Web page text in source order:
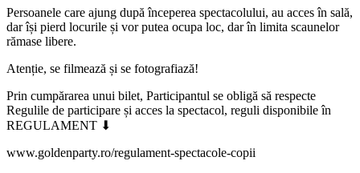
Persoanele care ajung după începerea spectacolului, au acces în sală,
dar își pierd locurile și vor putea ocupa loc, dar în limita scaunelor
rămase libere.
Atenție, se filmează și se fotografiază!
Prin cumpărarea unui bilet, Participantul se obligă să respecte
Regulile de participare și acces la spectacol, reguli disponibile în
REGULAMENT ⬇
www.goldenparty.ro/regulament-spectacole-copii